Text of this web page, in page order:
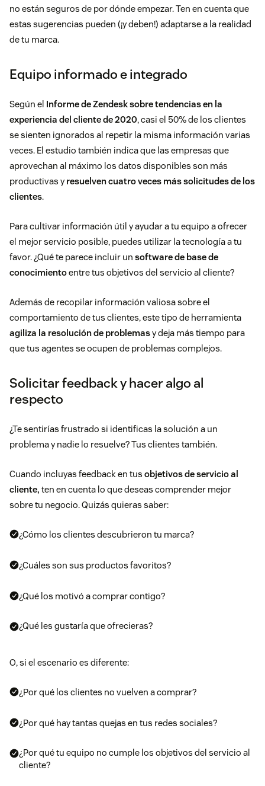
no están seguros de por dónde empezar. Ten en cuenta que
estas sugerencias pueden (¡y deben!) adaptarse a la realidad
de tu marca.
Equipo informado e integrado
Según el Informe de Zendesk sobre tendencias en la
experiencia del cliente de 2020, casi el 50% de los clientes
se sienten ignorados al repetir la misma información varias
veces. El estudio también indica que las empresas que
aprovechan al máximo los datos disponibles son más
productivas yresuelven cuatro veces más solicitudes de los
clientes.
Para cultivar información útil y ayudar a tu equipo a ofrecer
el mejor servicio posible, puedes utilizar la tecnología a tu
favor. ¿Qué te parece incluir un software de base de
conocimientoentre tus objetivos del servicio al cliente?
Además de recopilar información valiosa sobre el
comportamiento de tus clientes, este tipo de herramienta
agiliza la resolución de problemasy deja más tiempo para
que tus agentes se ocupen de problemas complejos.
Solicitar feedback y hacer algo al
respecto
¿Te sentirías frustrado si identificas la solución a un
problema y nadie lo resuelve? Tus clientes también.
Cuando incluyas feedback en tus objetivos de servicio al
cliente, ten en cuenta lo que deseas comprender mejor
sobre tu negocio. Quizás quieras saber:
¿Cómo los clientes descubrieron tu marca?
¿Cuáles son sus productos favoritos?
¿Qué los motivó a comprar contigo?
¿Qué les gustaría que ofrecieras?
O, si el escenario es diferente:
¿Por qué los clientes no vuelven a comprar?
¿Por qué hay tantas quejas en tus redes sociales?
¿Por qué tu equipo no cumple los objetivos del servicio al
cliente?